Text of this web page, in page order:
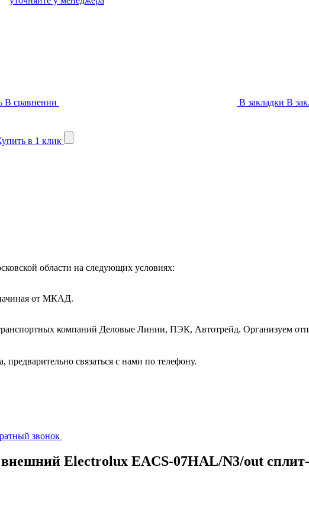
В сравнении В закладки В
в 1 клик
области на следующих условиях:
от МКАД.
компаний Деловые Линии, ПЭК, Автотрейд. Организуем
связаться с нами по телефону.
звонок
внешний Electrolux EACS-07HAL/N3/out